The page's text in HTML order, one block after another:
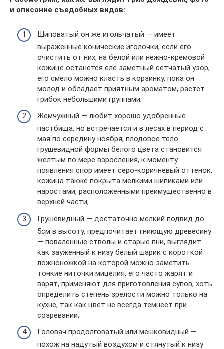
и описание съедобных видов:
Шиповатый он же игольчатый — имеет
выраженные конические иголочки, если его
очистить от них, на белой или нежно-кремовой
кожице останется еле заметный сетчатый узор,
его смело можно класть в корзинку, пока он
молод и обладает приятным ароматом, растет
грибок небольшими группами;
Жемчужный — любит хорошо удобренные
пастбища, но встречается и в лесах в период с
мая по середину ноября, плодовое тело
грушевидной формы белого цвета становится
желтым по мере взросления, к моменту
появления спор имеет серо-коричневый оттенок,
кожица также покрыта мелкими шипиками или
наростами, расположенными преимущественно в
верхней части;
Грушевидный — достаточно мелкий подвид до
5см в высоту, предпочитает гниющую древесину
— поваленные стволы и старые пни, выглядит
как зауженный к низу белый шарик с короткой
ложноножкой на которой можно заметить
тонкие ниточки мицелия, его часто жарят и
варят, применяют для приготовления супов, хоть
определить степень зрелости можно только на
кухне, так как цвет не всегда темнеет при
созревании;
Головач продолговатый или мешковидный —
похож на надутый воздухом и стянутый к низу